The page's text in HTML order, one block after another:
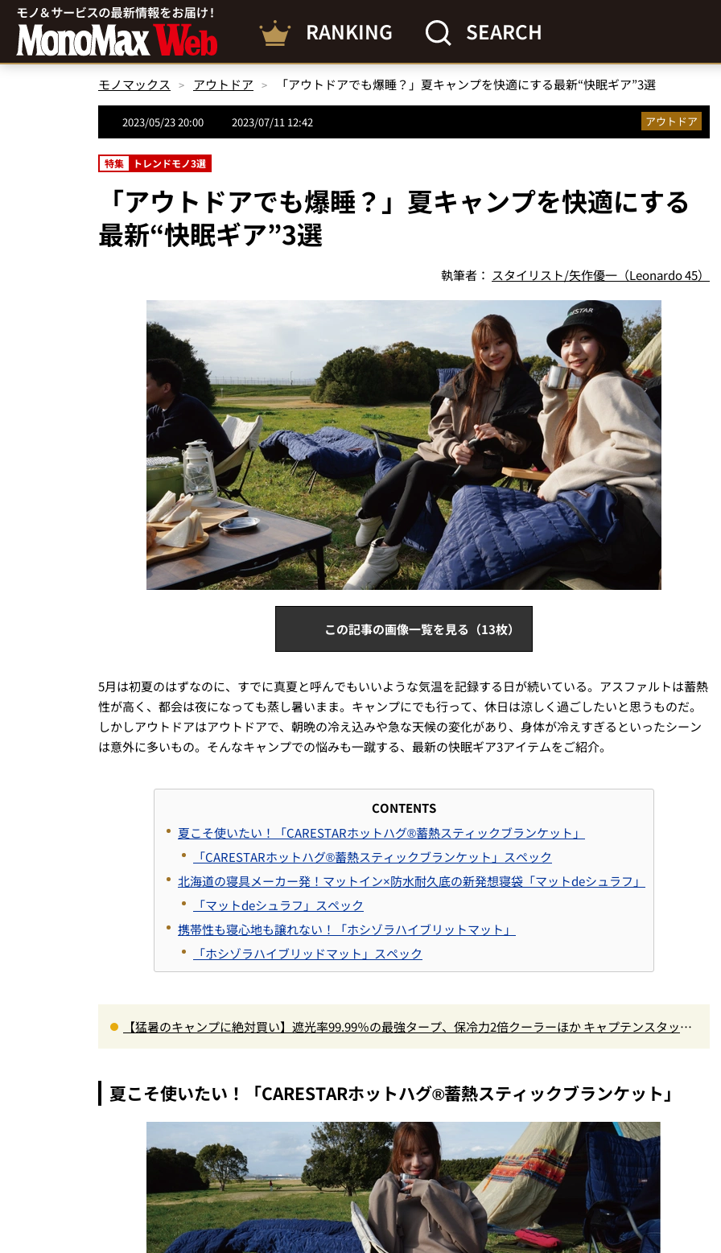
RANKING SEARCH
モノマックス アウトドア 「アウトドアでも爆睡？」夏キャンプを快適にする最新“快眠ギア”3選
2023/05/23 20:00 2023/07/11 12:42 アウトドア
特集 トレンドモノ3選
「アウトドアでも爆睡？」夏キャンプを快適にする
最新“快眠ギア”3選
執筆者： スタイリスト/矢作優一（Leonardo 45）
この記事の画像一覧を見る（13枚）
5月は初夏のはずなのに、すでに真夏と呼んでもいいような気温を記録する日が続いている。アスファルトは蓄熱
性が高く、都会は夜になっても蒸し暑いまま。キャンプにでも行って、休日は涼しく過ごしたいと思うものだ。
しかしアウトドアはアウトドアで、朝晩の冷え込みや急な天候の変化があり、身体が冷えすぎるといったシーン
は意外に多いもの。そんなキャンプでの悩みも一蹴する、最新の快眠ギア3アイテムをご紹介。
CONTENTS
夏こそ使いたい！「CARESTARホットハグ®蓄熱スティックブランケット」
「CARESTARホットハグ®蓄熱スティックブランケット」スペック
北海道の寝具メーカー発！マットイン×防水耐久底の新発想寝袋「マットdeシュラフ」
「マットdeシュラフ」スペック
携帯性も寝心地も譲れない！「ホシゾラハイブリットマット」
「ホシゾラハイブリッドマット」スペック
【猛暑のキャンプに絶対買い】遮光率99.99％の最強タープ、保冷力2倍クーラーほか キャプテンスタッグ
夏こそ使いたい！「CARESTARホットハグ®蓄熱スティックブランケット」